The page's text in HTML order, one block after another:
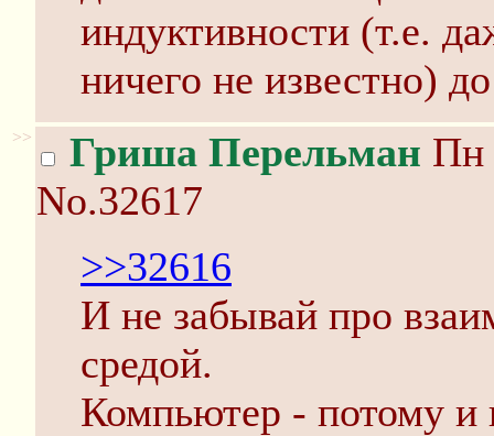
индуктивности (т.е.
ничего не известно)
>> Гриша Перельман Пн
No.32617
>>32616
И не забывай про
средой.
Компьютер - потому и